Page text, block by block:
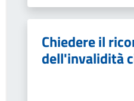
Chiedere il
dell'invalidità